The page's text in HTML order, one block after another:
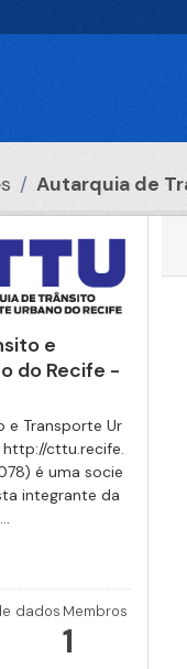
Autarquia de
e
do Recife -
e Transporte Ur
http://cttu.recife.
é uma socie
integrante da
dados Membros
1